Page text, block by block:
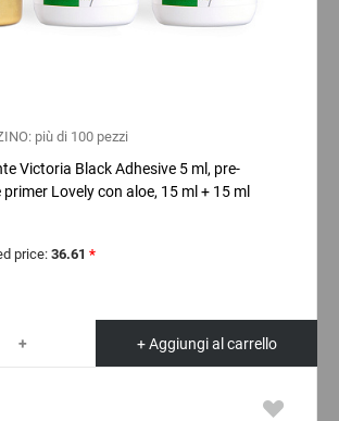
più di 100 pezzi
Victoria Black Adhesive 5 ml, pre-
Lovely con aloe, 15 ml + 15 ml
price:36.61 *
+ + Aggiungi al carrello